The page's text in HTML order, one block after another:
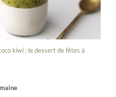
kiwi : le dessert de fêtes à